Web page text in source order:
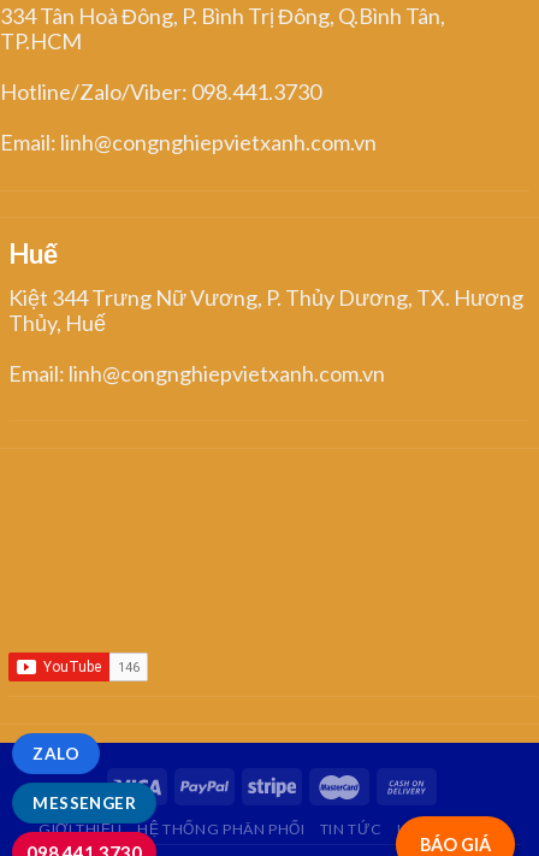
334 Tân Hoà Đông, P. Bình Trị Đông, Q.Bình Tân,
TP.HCM
Hotline/Zalo/Viber: 098.441.3730
Email: linh@congnghiepvietxanh.com.vn
Huế
Kiệt 344 Trưng Nữ Vương, P. Thủy Dương, TX. Hương
Thủy, Huế
Email: linh@congnghiepvietxanh.com.vn
BÁO GIÁ
GIỚI THIỆU HỆ THỐNG PHÂN PHỐI TIN TỨC LIÊN HỆ
MESSENGER
ZALO